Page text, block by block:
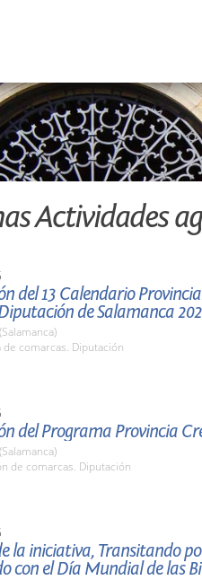
Actividades
del 13 Calendario
de Salamanca
de comarcas. Diputación
del Programa Provincia
de comarcas. Diputación
la iniciativa, Transitando
con el Día Mundial de las